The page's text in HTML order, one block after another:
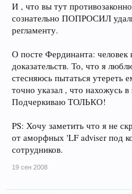
И , что вы тут
сознательно ПОПРОСИЛ
регламенту.
О посте Фердинанта: человек
доказательств. То, что я
стесняюсь пытаться утереть
точно указал , что нахожусь
Подчеркиваю ТОЛЬКО!
PS: Хочу заметить что я не
от аморфных 'LF adviser под
сотрудников.
19 сен 2008